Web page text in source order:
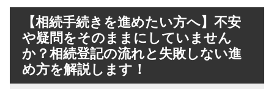
【相続手続きを進めたい方へ】不安
や疑問をそのままにしていません
か？相続登記の流れと失敗しない進
め方を解説します！